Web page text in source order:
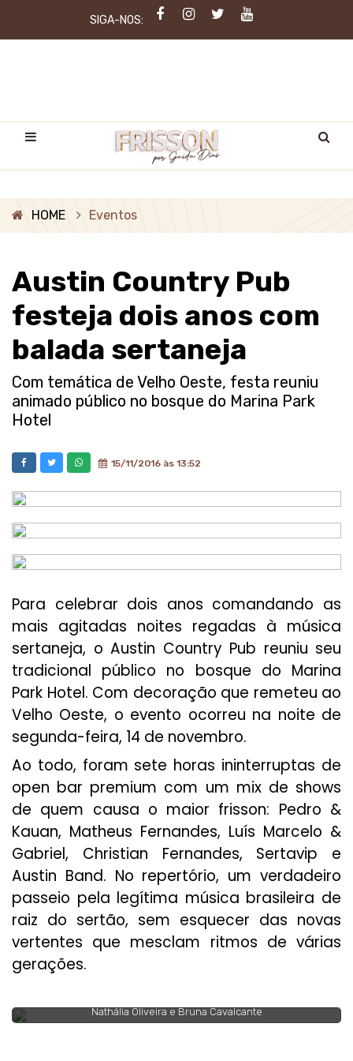
SIGA-NOS:
HOME Eventos
Austin Country Pub
festeja dois anos com
balada sertaneja
Com temática de Velho Oeste, festa reuniu
animado público no bosque do Marina Park
Hotel
15/11/2016 às 13:52
Para celebrar dois anos comandando as
mais agitadas noites regadas à música
sertaneja, o Austin Country Pub reuniu seu
tradicional público no bosque do Marina
Park Hotel. Com decoração que remeteu ao
Velho Oeste, o evento ocorreu na noite de
segunda-feira, 14 de novembro.
Ao todo, foram sete horas ininterruptas de
open bar premium com um mix de shows
de quem causa o maior frisson: Pedro &
Kauan, Matheus Fernandes, Luís Marcelo &
Gabriel, Christian Fernandes, Sertavip e
Austin Band. No repertório, um verdadeiro
passeio pela legítima música brasileira de
raiz do sertão, sem esquecer das novas
vertentes que mesclam ritmos de várias
gerações.
Nathália Oliveira e Bruna Cavalcante